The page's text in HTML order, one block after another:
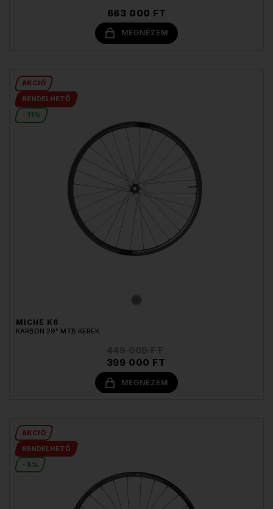
663 000 FT
MEGNÉZEM
AKCIÓ
RENDELHETŐ
- 11%
MICHE K6
KARBON 29" MTB KERÉK
399 000 FT
MEGNÉZEM
AKCIÓ
RENDELHETŐ
- 8%